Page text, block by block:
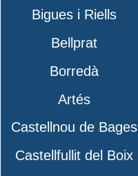
Bigues i Riells
Bellprat
Borredà
Artés
Castellnou de Bages
Castellfullit del Boix